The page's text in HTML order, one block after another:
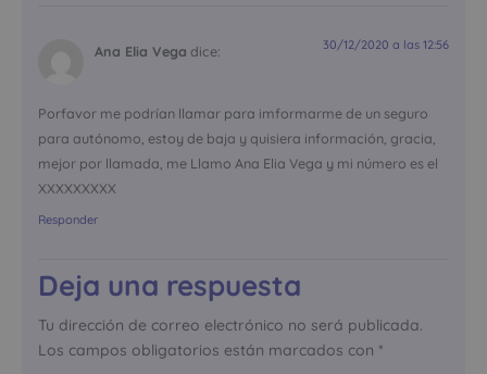
Ana Elia Vega dice: 30/12/2020 a las 12:56
Porfavor me podrían llamar para imformarme de un seguro
para autónomo, estoy de baja y quisiera información, gracia,
mejor por llamada, me Llamo Ana Elia Vega y mi número es el
XXXXXXXXX
Responder
Deja una respuesta
Tu dirección de correo electrónico no será publicada.
Los campos obligatorios están marcados con *